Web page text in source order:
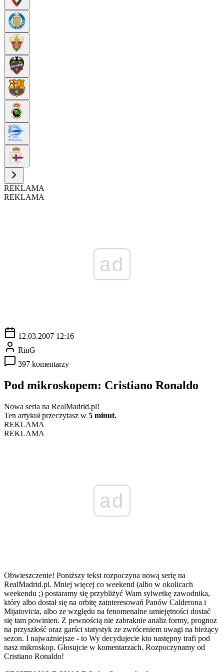
REKLAMA
REKLAMA
ad
12.03.2007 12:16
RinG
397 komentarzy
Pod mikroskopem: Cristiano Ronaldo
Nowa seria na RealMadrid.pl!
Ten artykuł przeczytasz w 5 minut.
REKLAMA
REKLAMA
ad
Obwieszczenie! Poniższy tekst rozpoczyna nową serię na
RealMadrid.pl. Mniej więcej co weekend (albo w okolicach
weekendu ;) postaramy się przybliżyć Wam sylwetkę zawodnika,
który albo dostał się na orbitę zainteresowań Panów Calderona i
Mijatovicia, albo ze względu na fenomenalne umiejętności dostać
się tam powinien. Z pewnością nie zabraknie analiz formy, prognoz
na przyszłość oraz garści statystyk ze zwróceniem uwagi na bieżący
sezon. I najważniejsze - to Wy decydujecie kto następny trafi pod
nasz mikroskop. Głosujcie w komentarzach. Rozpoczynamy od
Cristiano Ronaldo!